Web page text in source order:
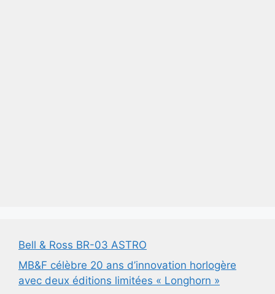
Bell & Ross BR-03 ASTRO
MB&F célèbre 20 ans d’innovation horlogère
avec deux éditions limitées « Longhorn »